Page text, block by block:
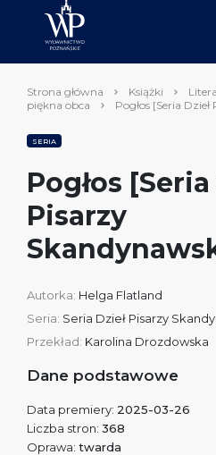
Strona główna Książki
piękna obca
Pogłos [Seria
SERIA
Pogłos [Seria
Pisarzy
Autorka: Helga Flatland
Seria: Seria Dzieł Pisarzy
Przekład: Karolina Drozdowska
Dane podstawowe
Data premiery: 2025-03-26
Liczba stron: 368
Oprawa: twarda